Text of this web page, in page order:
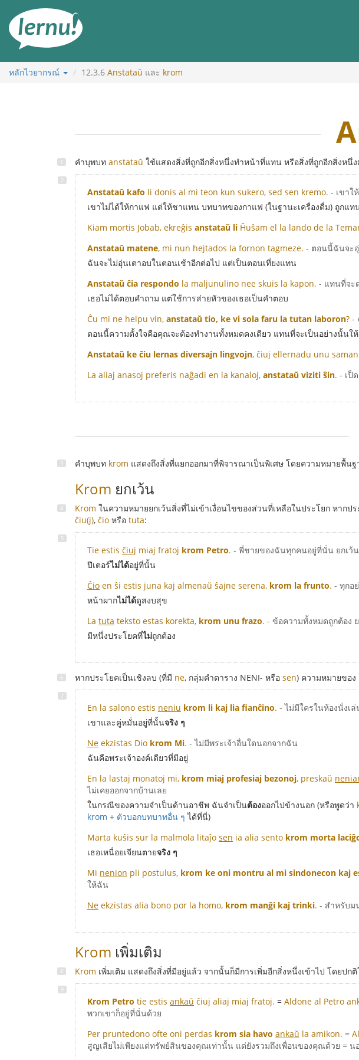
สารบัญ
หลักไวยากรณ์ 12.3.6 Anstataŭ และ krom
คำบุพบท anstataŭ ใช้แสดงสิ่งที่ถูกอีกสิ่งหนึ่งทำหน้าที่แทน หรือสิ่งที่ถูกอีกสิ่งหนึ่
Anstataŭ kafo li donis al mi teon kun sukero, sed sen kremo. - เขาใ
เขาไม่ได้ให้กาแฟ แต่ให้ชาแทน บทบาทของกาแฟ (ในฐานะเครื่องดื่ม) ถูกแท
Kiam mortis Jobab, ekreĝis anstataŭ li Ĥuŝam el la lando de la
Anstataŭ matene, mi nun hejtados la fornon tagmeze. - ตอนนี้ฉันจะ
ฉันจะไม่อุ่นเตาอบในตอนเช้าอีกต่อไป แต่เป็นตอนเที่ยงแทน
Anstataŭ ĉia respondo la maljunulino nee skuis la kapon. - แทนที่จะ
เธอไม่ได้ตอบคำถาม แต่ใช้การส่ายหัวของเธอเป็นคำตอบ
Ĉu mi ne helpu vin, anstataŭ tio, ke vi sola faru la tutan laboron? -
ตอนนี้ความตั้งใจคือคุณจะต้องทำงานทั้งหมดคงเดียว แทนที่จะเป็นอย่างนั้น
Anstataŭ ke ĉiu lernas diversajn lingvojn, ĉiuj ellernadu unu
La aliaj anasoj preferis naĝadi en la kanaloj, anstataŭ viziti ŝin. - เป็
คำบุพบท krom แสดงถึงสิ่งที่แยกออกมาที่พิจารณาเป็นพิเศษ โดยความหมายพื้น
Krom ยกเว้น
Krom ในความหมายยกเว้นสิ่งที่ไม่เข้าเงื่อนไขของส่วนที่เหลือในประโยก หากป
ĉiu(j), ĉio หรือ tuta:
Tie estis ĉiuj miaj fratoj krom Petro. - พี่ชายของฉันทุกคนอยู่ที่นั่น ยกเว้น
ปีเตอร์ไม่ได้อยู่ที่นั้น
Ĉio en ŝi estis juna kaj almenaŭ ŝajne serena, krom la frunto. - ทุกอ
หน้าผากไม่ได้ดูสงบสุข
La tuta teksto estas korekta, krom unu frazo. - ข้อความทั้งหมดถูกต้อง
มีหนึ่งประโยคที่ไม่ถูกต้อง
หากประโยคเป็นเชิงลบ (ที่มี ne, กลุ่มคำตาราง NENI- หรือ sen) ความหมายของ
En la salono estis neniu krom li kaj lia fianĉino. - ไม่มีใครในห้องนั่งเ
เขาและคู่หมั่นอยู่ที่นั้นจริง ๆ
Ne ekzistas Dio krom Mi. - ไม่มีพระเจ้าอื่นใดนอกจากฉัน
ฉันคือพระเจ้าองค์เดียวที่มีอยู่
En la lastaj monatoj mi, krom miaj profesiaj bezonoj, preskaŭ
ไม่เคยออกจากบ้านเลย
ในกรณีของความจำเป็นด้านอาชีพ ฉันจำเป็นต้องออกไปข้างนอก (หรือพูดว่า
krom + ตัวบอกบทบาทอื่น ๆ ได้ที่นี่)
Marta kuŝis sur la malmola litaĵo sen ia alia sento krom morta
เธอเหนื่อยเจียนตายจริง ๆ
Mi nenion pli postulus, krom ke oni montru al mi sindonecon kaj
ให้ฉัน
Ne ekzistas alia bono por la homo, krom manĝi kaj trinki. - สำหรับม
Krom เพิ่มเติม
Krom เพิ่มเติม แสดงถึงสิ่งที่มีอยู่แล้ว จากนั้นก็มีการเพิ่มอีกสิ่งหนึ่งเข้าไป โดยปก
Krom Petro tie estis ankaŭ ĉiuj aliaj miaj fratoj. = Aldone al Petro
พวกเขาก็อยู่ที่นั่นด้วย
Per pruntedono ofte oni perdas krom sia havo ankaŭ la amikon. =
สูญเสียไม่เพียงแต่ทรัพย์สินของคุณเท่านั้น แต่ยังรวมถึงเพื่อนของคุณด้วย